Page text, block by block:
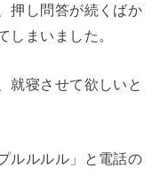
押し問答が続くばか
しまいました。
就寝させて欲しいと
ルルルル」と電話の